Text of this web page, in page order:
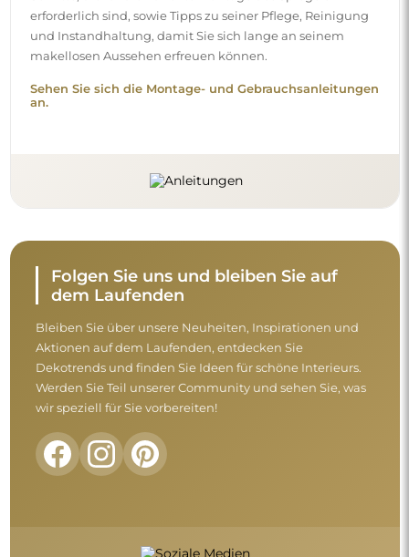
erforderlich sind, sowie Tipps zu seiner Pflege, Reinigung
und Instandhaltung, damit Sie sich lange an seinem
makellosen Aussehen erfreuen können.
Sehen Sie sich die Montage- und Gebrauchsanleitungen
an.
Folgen Sie uns und bleiben Sie auf
dem Laufenden
Bleiben Sie über unsere Neuheiten, Inspirationen und
Aktionen auf dem Laufenden, entdecken Sie
Dekotrends und finden Sie Ideen für schöne Interieurs.
Werden Sie Teil unserer Community und sehen Sie, was
wir speziell für Sie vorbereiten!